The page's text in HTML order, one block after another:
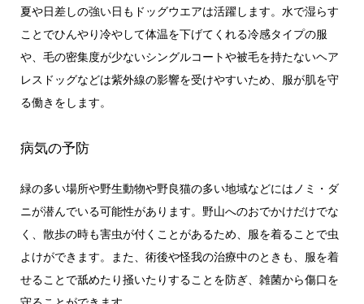
夏や日差しの強い日もドッグウエアは活躍します。水で湿らす
ことでひんやり冷やして体温を下げてくれる冷感タイプの服
や、毛の密集度が少ないシングルコートや被毛を持たないヘア
レスドッグなどは紫外線の影響を受けやすいため、服が肌を守
る働きをします。
病気の予防
緑の多い場所や野生動物や野良猫の多い地域などにはノミ・ダ
ニが潜んでいる可能性があります。野山へのおでかけだけでな
く、散歩の時も害虫が付くことがあるため、服を着ることで虫
よけができます。また、術後や怪我の治療中のときも、服を着
せることで舐めたり掻いたりすることを防ぎ、雑菌から傷口を